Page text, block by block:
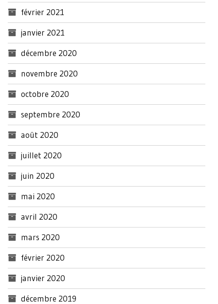
février 2021
janvier 2021
décembre 2020
novembre 2020
octobre 2020
septembre 2020
août 2020
juillet 2020
juin 2020
mai 2020
avril 2020
mars 2020
février 2020
janvier 2020
décembre 2019